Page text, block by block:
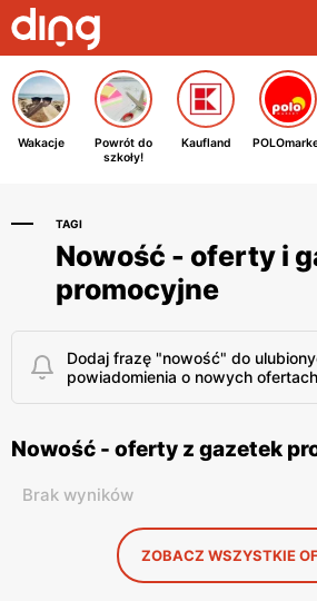
Wakacje
Powrót do
szkoły!
Kaufland
TAGI
Nowość - oferty i
promocyjne
Dodaj frazę "nowość" do
powiadomienia o nowych ofertach
Nowość - oferty z gazetek
Brak wyników
ZOBACZ WSZYSTKIE